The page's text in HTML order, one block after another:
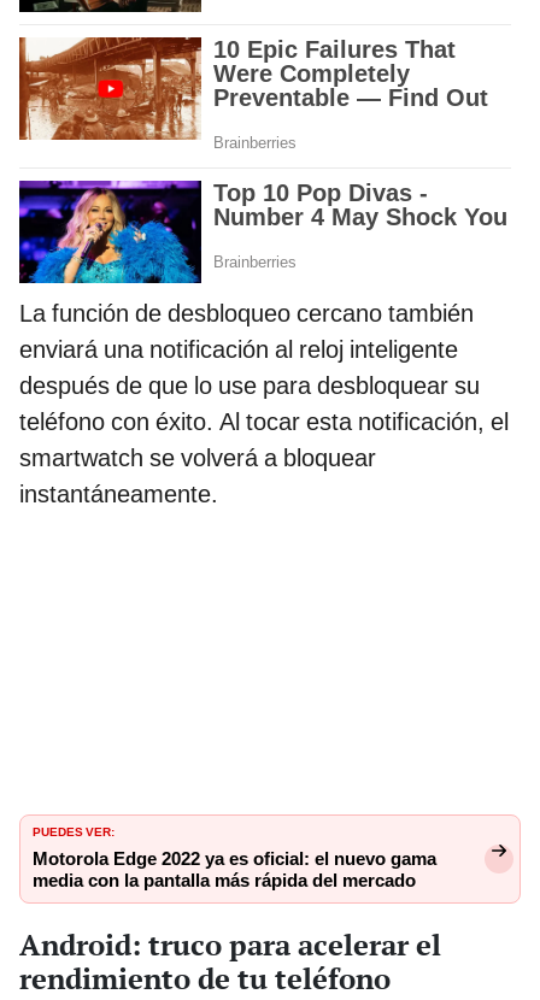
La función de desbloqueo cercano también
enviará una notificación al reloj inteligente
después de que lo use para desbloquear su
teléfono con éxito. Al tocar esta notificación, el
smartwatch se volverá a bloquear
instantáneamente.
PUEDES VER:
Motorola Edge 2022 ya es oficial: el nuevo gama
media con la pantalla más rápida del mercado
Android: truco para acelerar el
rendimiento de tu teléfono